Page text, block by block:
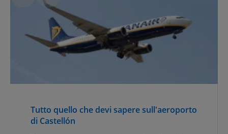
Tutto quello che devi sapere sull'aeroporto
di Castellón